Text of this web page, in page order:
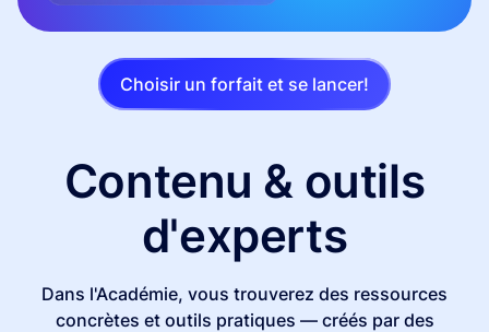
Choisir un forfait et se lancer!
Contenu & outils
d'experts
Dans l'Académie, vous trouverez des ressources
concrètes et outils pratiques — créés par des